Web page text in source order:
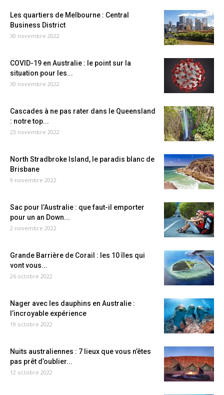
Les quartiers de Melbourne : Central
Business District
30 novembre 2022
COVID-19 en Australie : le point sur la
situation pour les...
30 novembre 2022
Cascades à ne pas rater dans le Queensland
: notre top...
23 novembre 2022
North Stradbroke Island, le paradis blanc de
Brisbane
9 novembre 2022
Sac pour l’Australie : que faut-il emporter
pour un an Down...
2 novembre 2022
Grande Barrière de Corail : les 10 îles qui
vont vous...
26 octobre 2022
Nager avec les dauphins en Australie :
l’incroyable expérience
19 octobre 2022
Nuits australiennes : 7 lieux que vous n’êtes
pas prêt d’oublier...
12 octobre 2022